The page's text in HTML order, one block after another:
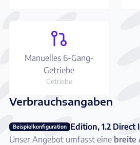
Manuelles 6-Gang-
Getriebe
Getriebe
Verbrauchsangaben
Beispielkonfiguration Edition, 1.2 Direct
Unser Angebot umfasst eine breite